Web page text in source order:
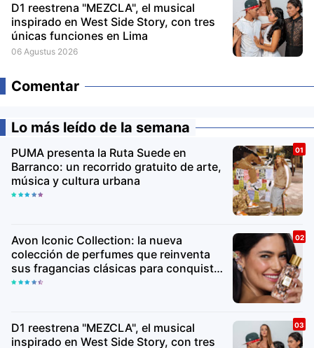
D1 reestrena "MEZCLA", el musical
inspirado en West Side Story, con tres
únicas funciones en Lima
06 Agustus 2026
Comentar
Lo más leído de la semana
PUMA presenta la Ruta Suede en
Barranco: un recorrido gratuito de arte,
música y cultura urbana
Avon Iconic Collection: la nueva
colección de perfumes que reinventa
sus fragancias clásicas para conquistar
nuevas generaciones
D1 reestrena "MEZCLA", el musical
inspirado en West Side Story, con tres